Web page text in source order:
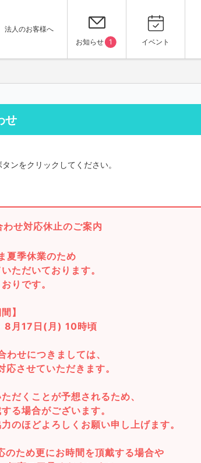
法人のお客様へ
お知らせ 1 イベント
せ
ンをクリックしてください。
せ対応休止のご案内
夏季休業のため
ただいております。
りです。
】
8月17日(月) 10時頃
せにつきましては、
させていただきます。
だくことが予想されるため、
る場合がございます。
のほどよろしくお願い申し上げます。
ため更にお時間を頂戴する場合や